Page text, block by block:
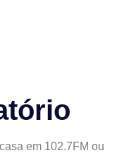
em 102.7FM ou